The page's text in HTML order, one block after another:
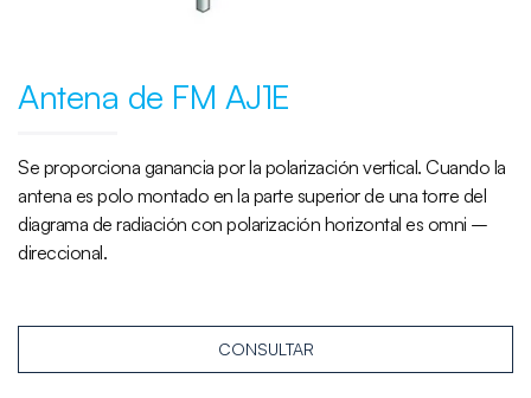
Antena de FM AJ1E
Se proporciona ganancia por la polarización vertical. Cuando la
antena es polo montado en la parte superior de una torre del
diagrama de radiación con polarización horizontal es omni –
direccional.
CONSULTAR